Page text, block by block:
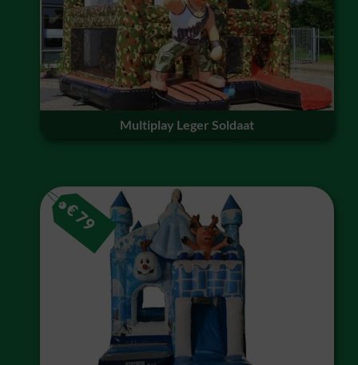
Multiplay Leger Soldaat
€
79